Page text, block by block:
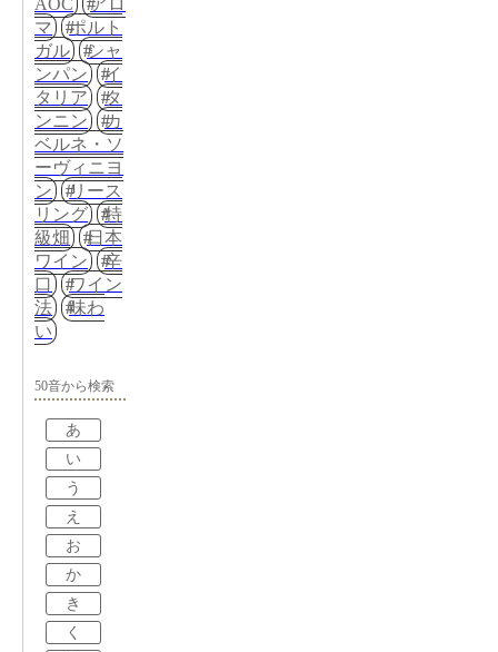
マ
ポルト
ガル
シャ
ンパン
イ
タリア
タ
ンニン
カ
ベルネ・ソ
ーヴィニヨ
ン
リース
リング
特
級畑
日本
ワイン
辛
口
ワイン
法
味わ
い
50音から検索
あ
い
う
え
お
か
き
く